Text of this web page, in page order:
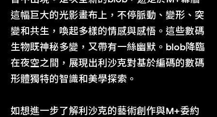
這幅巨大的光影畫布上，不停脈動、變形、突
變和共生，喚起多樣的情感與感悟。這些數碼
生物既神秘多變，又帶有一絲幽默。blob降臨
在夜空之間，展現出利沙克對基於編碼的數碼
形體獨特的智識和美學探索。
如想進一步了解利沙克的藝術創作與M+委約
莎拉 · 摩里斯
ETC
2025年12月29日至
2026年1月25日
金雅瑛
鏡域舞者
2025年10月3日至
12月28日